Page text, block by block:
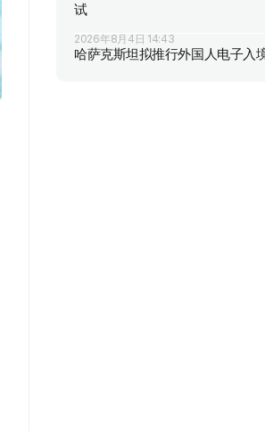
试
2026年8月4日 14:43
哈萨克斯坦拟推行外国人电子入